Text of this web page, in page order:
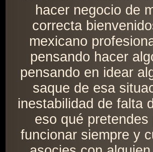
hacer negocio de
correcta
mexicano
pensando hacer
pensando en idear
saque de esa
inestabilidad de falta
eso qué pretendes
funcionar siempre y